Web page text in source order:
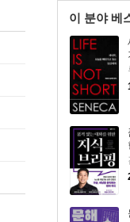
이 분야 베